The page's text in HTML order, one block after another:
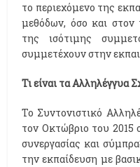
το περιεχόμενο της
μεθόδων, όσο και
της ισότιμης
συμμετέχουν στην
Τι είναι τα Αλληλέγγυα
Το Συντονιστικό
τον Οκτώβριο του 2015
συνεργασίας και
την εκπαίδευση με